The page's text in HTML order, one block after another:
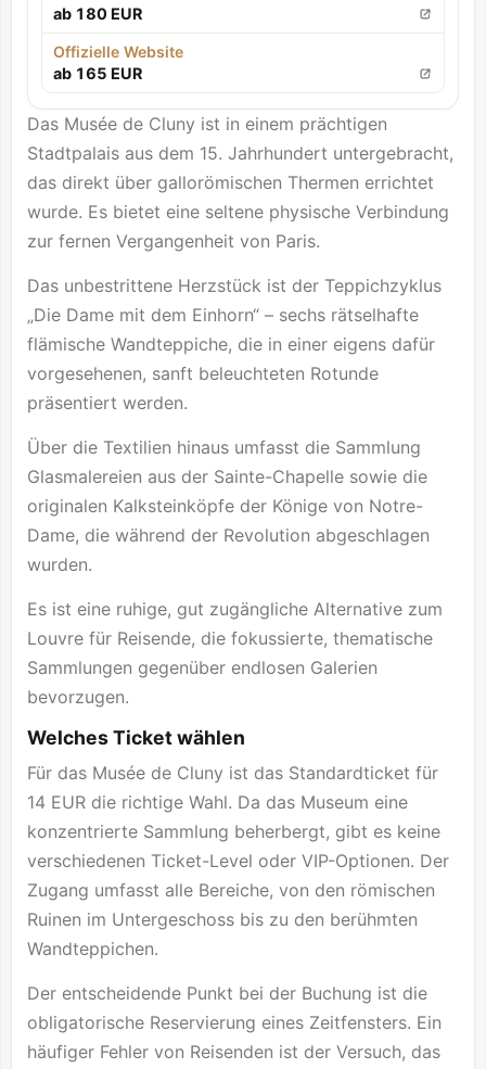
ab 180 EUR
Offizielle Website
ab 165 EUR
Das Musée de Cluny ist in einem prächtigen
Stadtpalais aus dem 15. Jahrhundert untergebracht,
das direkt über gallorömischen Thermen errichtet
wurde. Es bietet eine seltene physische Verbindung
zur fernen Vergangenheit von Paris.
Das unbestrittene Herzstück ist der Teppichzyklus
„Die Dame mit dem Einhorn“ – sechs rätselhafte
flämische Wandteppiche, die in einer eigens dafür
vorgesehenen, sanft beleuchteten Rotunde
präsentiert werden.
Über die Textilien hinaus umfasst die Sammlung
Glasmalereien aus der Sainte-Chapelle sowie die
originalen Kalksteinköpfe der Könige von Notre-
Dame, die während der Revolution abgeschlagen
wurden.
Es ist eine ruhige, gut zugängliche Alternative zum
Louvre für Reisende, die fokussierte, thematische
Sammlungen gegenüber endlosen Galerien
bevorzugen.
Welches Ticket wählen
Für das Musée de Cluny ist das Standardticket für
14 EUR die richtige Wahl. Da das Museum eine
konzentrierte Sammlung beherbergt, gibt es keine
verschiedenen Ticket-Level oder VIP-Optionen. Der
Zugang umfasst alle Bereiche, von den römischen
Ruinen im Untergeschoss bis zu den berühmten
Wandteppichen.
Der entscheidende Punkt bei der Buchung ist die
obligatorische Reservierung eines Zeitfensters. Ein
häufiger Fehler von Reisenden ist der Versuch, das